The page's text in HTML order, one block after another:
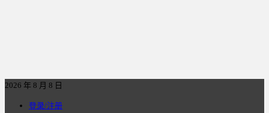
2026 年 8 月 8 日
登录/注册